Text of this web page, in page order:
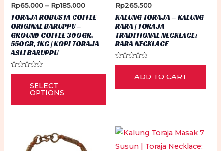
Rp65.000 – Rp185.000Price
range:
Rp65.000
Rp185.000
TORAJA ROBUSTA COFFEE
ORIGINAL BARUPPU –
GROUND COFFEE 300GR,
550GR, 1KG | KOPI TORAJA
ASLI BARUPPU
Rated
SELECT
OPTIONS
This
product
has
variants.
The
Rp265.500
KALUNG TORAJA – KALUNG
RARA | TORAJA
TRADITIONAL NECKLACE:
RARA NECKLACE
Rated
5
ADD TO CART